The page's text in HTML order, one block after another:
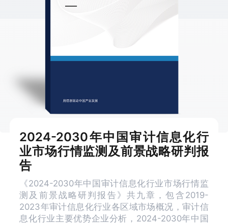
2024-2030年中国审计信息化行
业市场行情监测及前景战略研判报
告
《2024-2030年中国审计信息化行业市场行情监
测及前景战略研判报告》共九章，包含2019-
2023年审计信息化行业各区域市场概况，审计信
息化行业主要优势企业分析，2024-2030年中国